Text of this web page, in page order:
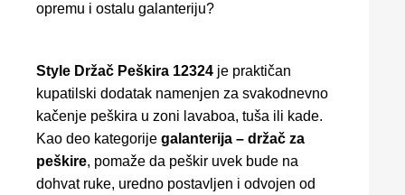
opremu i ostalu galanteriju?
Style Držač Peškira 12324 je praktičan
kupatilski dodatak namenjen za svakodnevno
kačenje peškira u zoni lavaboa, tuša ili kade.
Kao deo kategorije galanterija – držač za
peškire, pomaže da peškir uvek bude na
dohvat ruke, uredno postavljen i odvojen od